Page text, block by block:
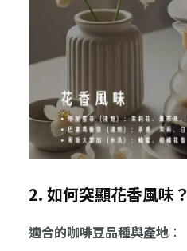
2. 如何突顯花香風味？
適合的咖啡豆品種與產地：